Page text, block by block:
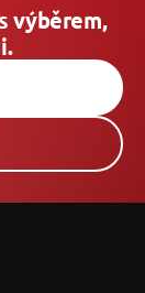
výběrem,